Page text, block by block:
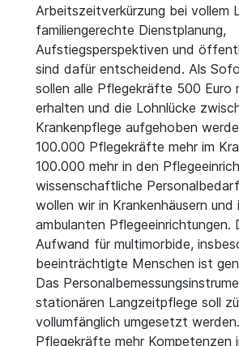
Arbeitszeitverkürzung bei vollem
familiengerechte Dienstplanung,
Aufstiegsperspektiven und
sind dafür entscheidend. Als
sollen alle Pflegekräfte 500 Euro
erhalten und die Lohnlücke
Krankenpflege aufgehoben
100.000 Pflegekräfte mehr im
100.000 mehr in den
wissenschaftliche
wollen wir in Krankenhäusern und
ambulanten Pflegeeinrichtungen.
Aufwand für multimorbide,
beeinträchtigte Menschen ist
Das
stationären Langzeitpflege soll
vollumfänglich umgesetzt
Pflegekräfte mehr Kompetenzen